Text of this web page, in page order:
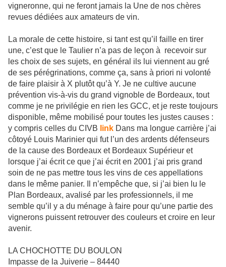
vigneronne, qui ne feront jamais la Une de nos chères
revues dédiées aux amateurs de vin.
La morale de cette histoire, si tant est qu’il faille en tirer
une, c’est que le Taulier n’a pas de leçon à recevoir sur
les choix de ses sujets, en général ils lui viennent au gré
de ses pérégrinations, comme ça, sans à priori ni volonté
de faire plaisir à X plutôt qu’à Y. Je ne cultive aucune
prévention vis-à-vis du grand vignoble de Bordeaux, tout
comme je ne privilégie en rien les GCC, et je reste toujours
disponible, même mobilisé pour toutes les justes causes :
y compris celles du CIVB link Dans ma longue carrière j’ai
côtoyé Louis Marinier qui fut l’un des ardents défenseurs
de la cause des Bordeaux et Bordeaux Supérieur et
lorsque j’ai écrit ce que j’ai écrit en 2001 j’ai pris grand
soin de ne pas mettre tous les vins de ces appellations
dans le même panier. Il n’empêche que, si j’ai bien lu le
Plan Bordeaux, avalisé par les professionnels, il me
semble qu’il y a du ménage à faire pour qu’une partie des
vignerons puissent retrouver des couleurs et croire en leur
avenir.
LA CHOCHOTTE DU BOULON
Impasse de la Juiverie – 84440